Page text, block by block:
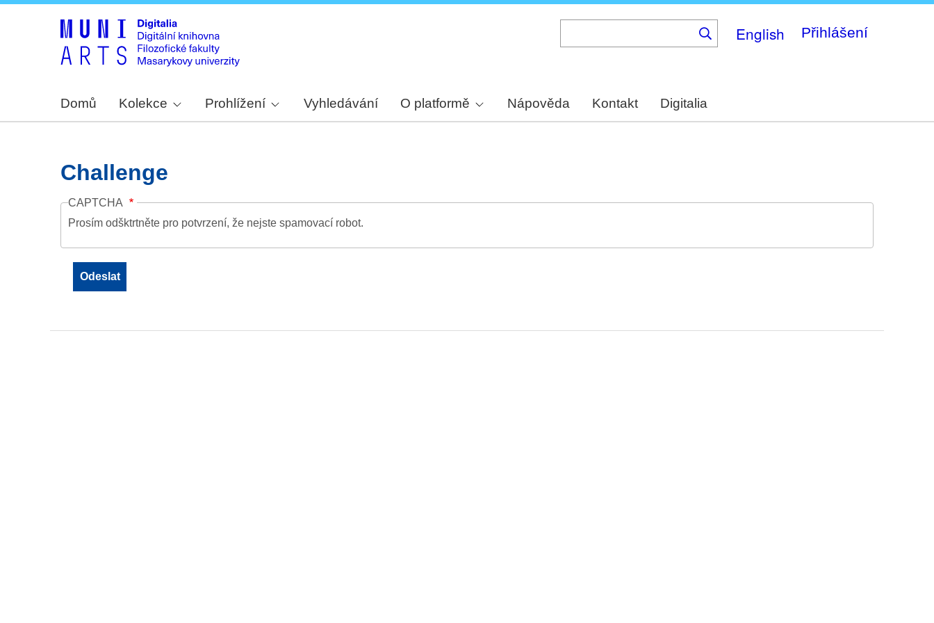
English Přihlášení
Domů Kolekce Prohlížení Vyhledávání O platformě Nápověda Kontakt Digitalia
Challenge
CAPTCHA
Prosím odšktrtněte pro potvrzení, že nejste spamovací robot.